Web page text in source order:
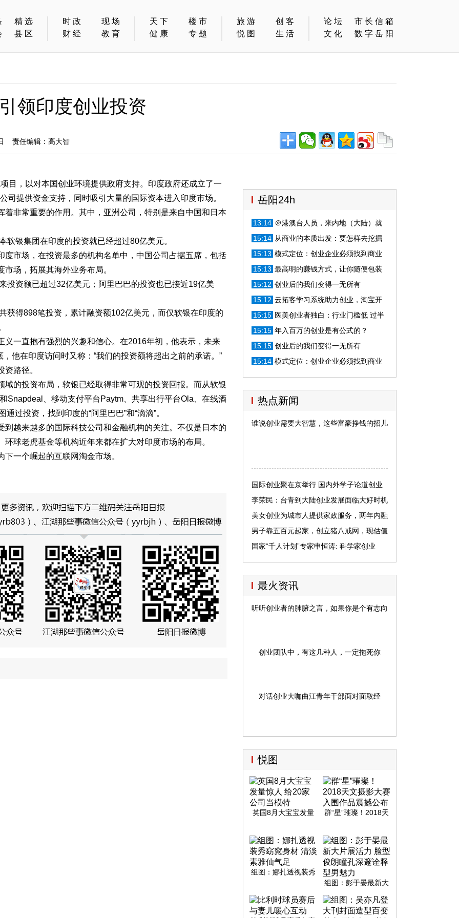
精选
县区
时政
现场
财经
教育
天下
楼市
健康
专题
旅游
创客
悦图
生活
论坛
市长信箱
文化
数字岳阳
领印度创业投资
责任编辑：高大智
目，以对本国创业环境提供政府支持。印度政府还成立了一
司提供资金支持，同时吸引大量的国际资本进入印度市场。
着非常重要的作用。其中，亚洲公司，特别是来自中国和日本
软银集团在印度的投资就已经超过80亿美元。
度市场，在投资最多的机构名单中，中国公司占据五席，包括
场，拓展其海外业务布局。
投资额已超过32亿美元；阿里巴巴的投资也已接近19亿美
获得898笔投资，累计融资额102亿美元，而仅软银在印度的
义一直抱有强烈的兴趣和信心。在2016年初，他表示，未来
他在印度访问时又称：“我们的投资额将超出之前的承诺。”
路径。
的投资布局，软银已经取得非常可观的投资回报。而从软银
Snapdeal、移动支付平台Paytm、共享出行平台Ola、在线酒
过投资，找到印度的“阿里巴巴”和“滴滴”。
越来越多的国际科技公司和金融机构的关注。不仅是日本的
球老虎基金等机构近年来都在扩大对印度市场的布局。
一个崛起的互联网淘金市场。
岳阳24h
13:14 ＠港澳台人员，来内地（大陆）就
业创业可享这些服务！
15:14 从商业的本质出发：要怎样去挖掘
消费者的认知？
15:13 模式定位：创业企业必须找到商业
模式的闭环
15:13 最高明的赚钱方式，让你随便包装
出一个创业项目
15:12 创业后的我们变得一无所有
15:12 云拓客学习系统助力创业，淘宝开
网店必备神器
15:15 医美创业者独白：行业门槛低 过半
利润拿去做广告
15:15 年入百万的创业是有公式的？
15:15 创业后的我们变得一无所有
15:14 模式定位：创业企业必须找到商业
模式的闭环
热点新闻
谁说创业需要大智慧，这些富豪挣钱的招儿你都会！
国际创业聚在京举行 国内外学子论道创业
李荣民：台青到大陆创业发展面临大好时机
美女创业为城市人提供家政服务，两年内融
资1250万美元
男子靠五百元起家，创立猪八戒网，现估值
超过百亿
国家“千人计划”专家申恒涛: 科学家创业
让“天下无贼”
最火资讯
听听创业者的肺腑之言，如果你是个有志向的人 ,也许你真的睡不
创业团队中，有这几种人，一定拖死你
对话创业大咖曲江青年干部面对面取经
悦图
英国8月大宝宝发量
群“星”璀璨！2018天
组图：娜扎透视装秀
组图：彭于晏最新大
孔深邃诠释型男魅力